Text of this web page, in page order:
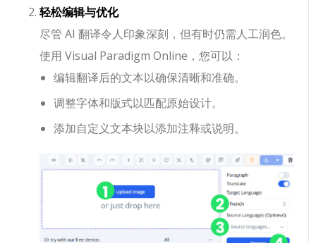
轻松编辑与优化
尽管 AI 翻译令人印象深刻，但有时仍需人工润色。
使用 Visual Paradigm Online，您可以：
编辑翻译后的文本以确保清晰和准确。
调整字体和版式以匹配原始设计。
添加自定义文本块以添加注释或说明。